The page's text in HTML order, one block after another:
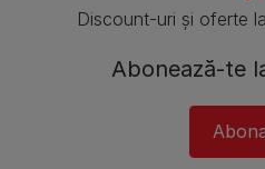
Discount-uri și oferte
Abonează-te